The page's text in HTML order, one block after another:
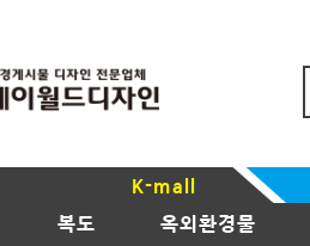
K-mall
복도 옥외환경물